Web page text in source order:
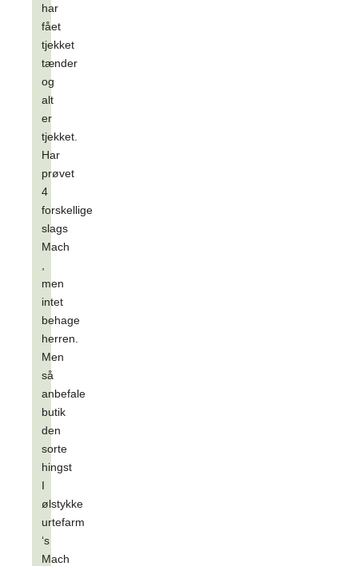
har
fået
tjekket
tænder
og
alt
er
tjekket.
Har
prøvet
4
forskellige
slags
Mach
men
intet
behage
herren.
Men
så
anbefale
butik
den
sorte
hingst
I
ølstykke
urtefarm
‘s
Mach